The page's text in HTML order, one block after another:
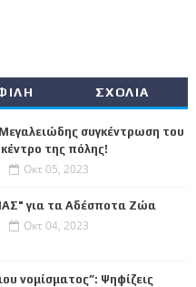
ΣΧΟΛΙΑ
συγκέντρωση του
της πόλης!
Οκτ 05, 2023
για τα Αδέσποτα Ζώα
Οκτ 04, 2023
νομίσματος”: Ψηφίζεις